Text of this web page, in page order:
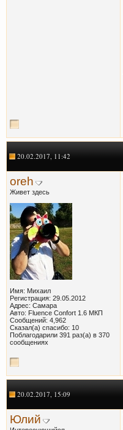
20.02.2017, 11:42
oreh
Живет здесь
Имя: Михаил
Регистрация: 29.05.2012
Адрес: Самара
Авто: Fluence Confort 1.6 МКП
Сообщений: 4,962
Сказал(а) спасибо: 10
Поблагодарили 391 раз(а) в 370
сообщениях
20.02.2017, 15:09
Юлий